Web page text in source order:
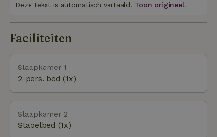
functionele sfeer. Of het nu gaat om een
ontspannend weekend of een uitstapje naar de
Deze tekst is automatisch vertaald. Toon origineel.
Faciliteiten
Slaapkamer 1
2-pers. bed (1x)
Slaapkamer 2
Stapelbed (1x)